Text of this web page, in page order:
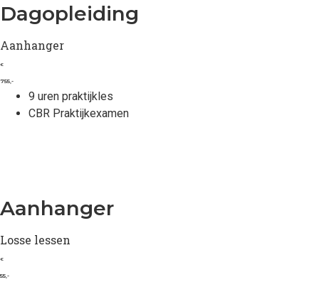
Dagopleiding
Aanhanger
€
755,-
9 uren praktijkles
CBR Praktijkexamen
Aanhanger
Losse lessen
€
55,-